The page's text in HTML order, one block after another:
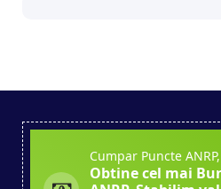
Cumpar Puncte
Obtine cel mai